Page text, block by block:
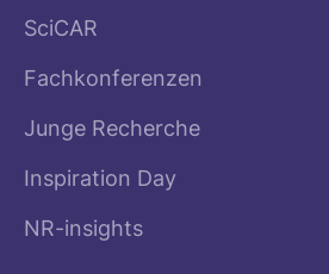
SciCAR
Fachkonferenzen
Junge Recherche
Inspiration Day
NR-insights